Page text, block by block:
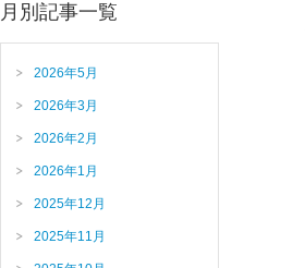
月別記事一覧
2026年5月
2026年3月
2026年2月
2026年1月
2025年12月
2025年11月